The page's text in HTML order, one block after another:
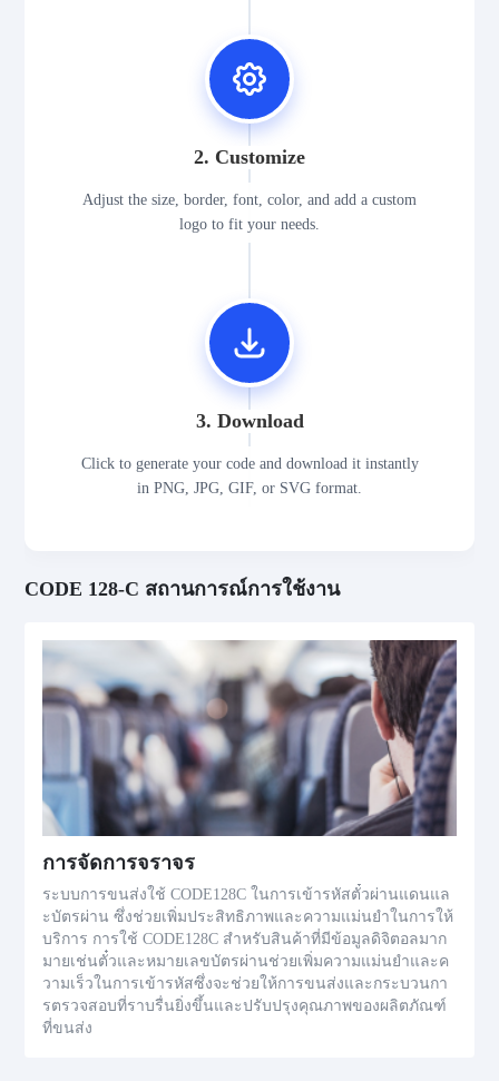
2. Customize
Adjust the size, border, font, color, and add a custom
logo to fit your needs.
3. Download
Click to generate your code and download it instantly
in PNG, JPG, GIF, or SVG format.
CODE 128-C สถานการณ์การใช้งาน
การจัดการจราจร
ระบบการขนส่งใช้ CODE128C ในการเข้ารหัสตั๋วผ่านแดนแล
ะบัตรผ่าน ซึ่งช่วยเพิ่มประสิทธิภาพและความแม่นยำในการให้
บริการ การใช้ CODE128C สำหรับสินค้าที่มีข้อมูลดิจิตอลมาก
มายเช่นตั๋วและหมายเลขบัตรผ่านช่วยเพิ่มความแม่นยำและค
วามเร็วในการเข้ารหัสซึ่งจะช่วยให้การขนส่งและกระบวนกา
รตรวจสอบที่ราบรื่นยิ่งขึ้นและปรับปรุงคุณภาพของผลิตภัณฑ์
ที่ขนส่ง